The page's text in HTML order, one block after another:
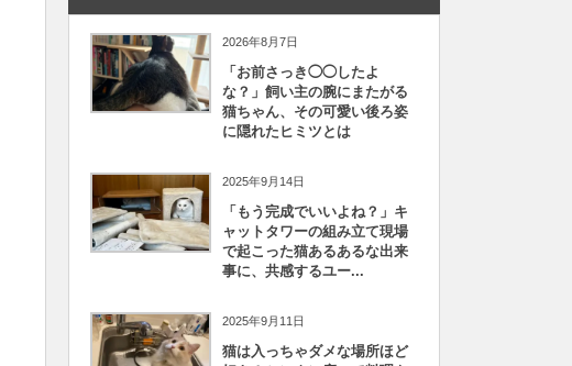
2026年8月7日
「お前さっき◯◯したよ
な？」飼い主の腕にまたがる
猫ちゃん、その可愛い後ろ姿
に隠れたヒミツとは
2025年9月14日
「もう完成でいいよね？」キ
ャットタワーの組み立て現場
で起こった猫あるあるな出来
事に、共感するユー...
2025年9月11日
猫は入っちゃダメな場所ほど